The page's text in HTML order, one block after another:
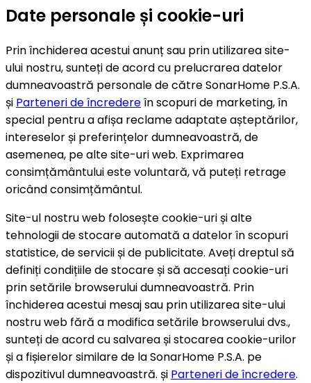
Date personale și cookie-uri
Prin închiderea acestui anunț sau prin utilizarea site-
ului nostru, sunteți de acord cu prelucrarea datelor
dumneavoastră personale de către SonarHome P.S.A.
și Parteneri de încredereîn scopuri de marketing, în
special pentru a afișa reclame adaptate așteptărilor,
intereselor și preferințelor dumneavoastră, de
asemenea, pe alte site-uri web. Exprimarea
consimțământului este voluntară, vă puteți retrage
oricând consimțământul.
Site-ul nostru web folosește cookie-uri și alte
tehnologii de stocare automată a datelor în scopuri
statistice, de servicii și de publicitate. Aveți dreptul să
definiți condițiile de stocare și să accesați cookie-uri
prin setările browserului dumneavoastră. Prin
închiderea acestui mesaj sau prin utilizarea site-ului
nostru web fără a modifica setările browserului dvs.,
sunteți de acord cu salvarea și stocarea cookie-urilor
și a fișierelor similare de la SonarHome P.S.A. pe
dispozitivul dumneavoastră. și Parteneri de încredere.